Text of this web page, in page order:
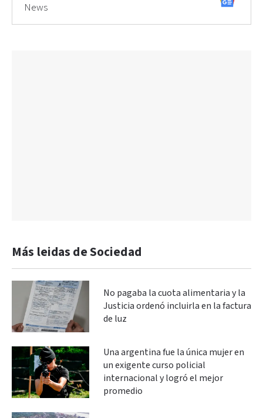
News
Más leidas de Sociedad
No pagaba la cuota alimentaria y la
Justicia ordenó incluirla en la factura
de luz
Una argentina fue la única mujer en
un exigente curso policial
internacional y logró el mejor
promedio